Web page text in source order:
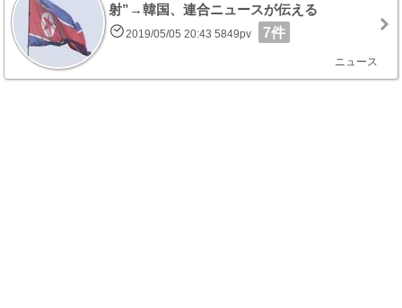
射”→韓国、連合ニュースが伝える
2019/05/05 20:43 5849pv 7件
ニュース